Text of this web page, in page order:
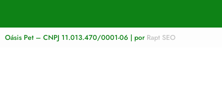
Oásis Pet – CNPJ 11.013.470/0001-06 | por Rapt SEO